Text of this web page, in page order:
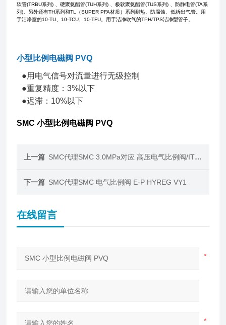
软管(TRBU系列) 、硬聚氨酯管(TUH系列) 、极软聚氨酯管(TUS系列) 、防静电管(TA系
列)。另外还有TH系列和TL（SUPER PFA材质）系列耐热、防腐蚀、低析出气管。用
于洁净室的10-TU、10-TCU、10-TFU。用于洁净吹气的TPH/TPS洁净型管子。
小型比例电磁阀 PVQ
●用电气信号对流量进行无级控制
●重复精度：3%以下
●迟滞：10%以下
SMC 小型比例电磁阀 PVQ
上一篇 SMC代理SMC 3.0MPa对应 高压电气比例阀/ITVH
下一篇 SMC代理SMC 电气比例阀 E-P HYREG VY1
在线留言